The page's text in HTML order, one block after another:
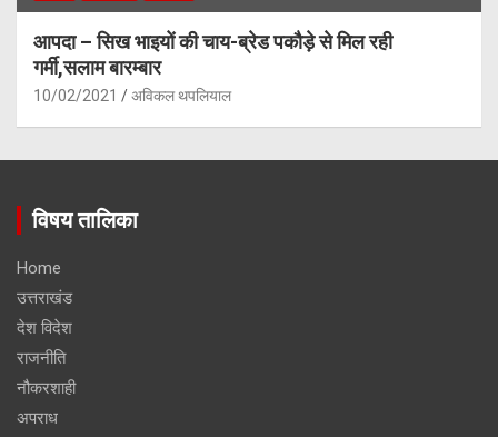
आपदा – सिख भाइयों की चाय-ब्रेड पकौड़े से मिल रही
गर्मी,सलाम बारम्बार
10/02/2021 अविकल थपलियाल
विषय तालिका
Home
उत्तराखंड
देश विदेश
राजनीति
नौकरशाही
अपराध